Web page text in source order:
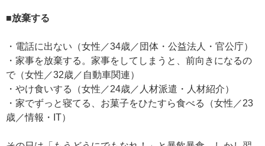
■放棄する
・電話に出ない（女性／34歳／団体・公益法人・官公庁）
・家事を放棄する。家事をしてしまうと、前向きになるの
で（女性／32歳／自動車関連）
・やけ食いする（女性／24歳／人材派遣・人材紹介）
・家でずっと寝てる、お菓子をひたすら食べる（女性／23
歳／情報・IT）